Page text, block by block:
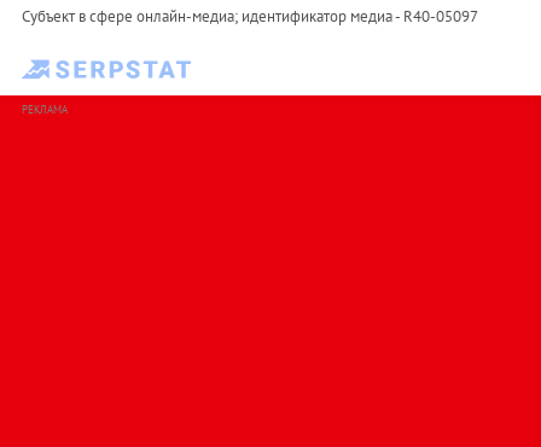
Субъект в сфере онлайн-медиа; идентификатор медиа - R40-05097
РЕКЛАМА